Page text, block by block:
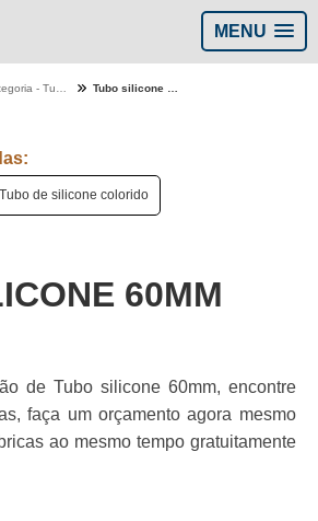
MENU
Tubo de silicone colorido
60MM
de Tubo silicone 60mm, encontre
faça um orçamento agora mesmo
ao mesmo tempo gratuitamente